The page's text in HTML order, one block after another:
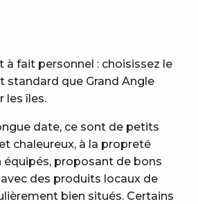
à fait personnel : choisissez le
standard que Grand Angle
les îles.
date, ce sont de petits
chaleureux, à la propreté
équipés, proposant de bons
des produits locaux de
bien situés. Certains